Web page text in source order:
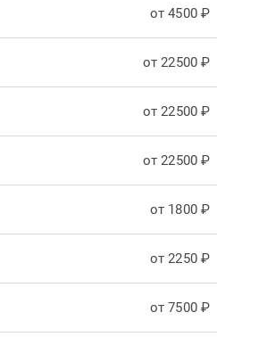
от 4500 ₽
от 22500 ₽
от 22500 ₽
от 22500 ₽
от 1800 ₽
от 2250 ₽
от 7500 ₽